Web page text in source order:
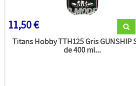
11,50 €
Titans Hobby TTH125 Gris GUNSHIP
de 400 ml...